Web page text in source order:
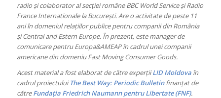
radio și colaborator al secției române BBC World Service și Radio
France Internationale la București. Are o activitate de peste 11
ani în domeniul relațiilor publice pentru companii din România
și Central and Estern Europe. În prezent, este manager de
comunicare pentru Europa&AMEAP în cadrul unei companii
americane din domeniu Fast Moving Consumer Goods.
Acest material a fost elaborat de către experțiiLID Moldovaîn
cadrul proiectuluiThe Best Way: Periodic Bulletinfinanțat de
cătreFundația Friedrich Naumann pentru Libertate (FNF).